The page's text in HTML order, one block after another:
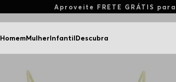
Aproveite FRETE GRÁTIS
HomemMulherInfantilDescubra